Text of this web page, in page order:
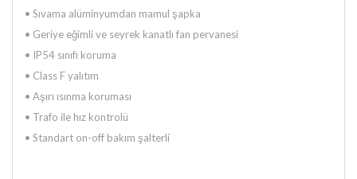
• Sıvama alüminyumdan mamul şapka
• Geriye eğimli ve seyrek kanatlı fan pervanesi
• IP54 sınıfı koruma
• Class F yalıtım
• Aşırı ısınma koruması
• Trafo ile hız kontrolü
• Standart on-off bakım şalterli